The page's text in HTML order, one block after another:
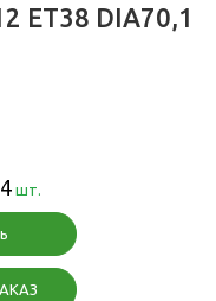
ET38 DIA70,1
4шт.